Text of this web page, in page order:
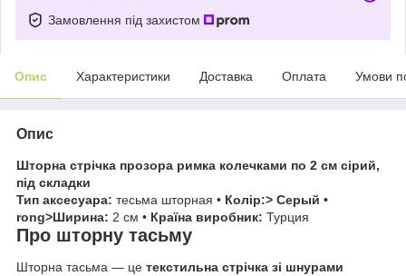
Замовлення під захистом
Опис Характеристики Доставка Оплата Умови
Опис
Шторна стрічка прозора римка колечками по 2 см сірий,
під складки
Тип аксесуара: тесьма шторная • Колір:> Серый •
rong>Ширина: 2 см • Країна виробник: Турция
Про шторну тасьму
Шторна тасьма — це текстильна стрічка зі шнурами